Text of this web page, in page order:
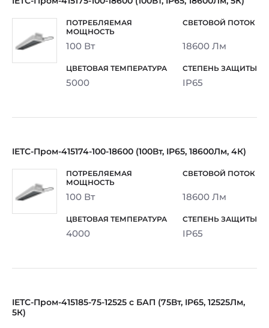
100 Вт 18600 Лм
5000 IP65
IETC-Пром-415174-100-18600 (100Вт, IP65, 18600Лм, 4К)
100 Вт 18600 Лм
4000 IP65
IETC-Пром-415185-75-12525 с БАП (75Вт, IP65, 12525Лм,
5К)